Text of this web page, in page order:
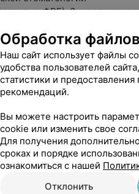
ФРГ), 6-месячную
научного
(г. Хомбург, ФРГ),
и Канады
и международных
cъезде Европейской
(Барселона, 2006)
и научно-
пациента в
и отдельных аспектов
в течение всего
Обработка
Наш сайт использует файлы
удобства пользователей
статистики и
рекомендаций.
Вы можете настроить
cookie или изменить свое
Для получения
сроках и порядке
ознакомиться с нашей
Отклонить